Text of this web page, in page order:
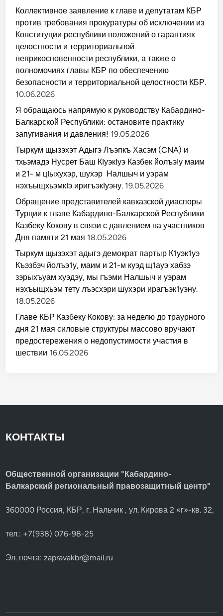
Коллективное заявление к главе и депутатам КБР
против требования прокуратуры об исключении из
Конституции республики положений о гарантиях
целостности и территориальной
неприкосновенности республики, а также о
полномочиях главы КБР по обеспечению
безопасности и территориальной целостности КБР.
10.06.2026
Я обращаюсь напрямую к руководству Кабардино-
Балкарской Республики: остановите практику
запугивания и давления! 19.05.2026
Тыркум щызэхэт Адыгэ Лъэпкъ Хасэм (CNA) и
тхьэмадэ Нусрет Баш КIуэкIуэ Казбек йолъэIу маим
и 21- м цIыхухэр, шухэр Налшыч и уэрам
нэхъыщхьэмкIэ иригъэкIуэну. 19.05.2026
Обращение представителей кавказской диаспоры
Турции к главе Кабардино-Балкарской Республики
Казбеку Кокову в связи с давлением на участников
Дня памяти 21 мая 18.05.2026
Тыркум щызэхэт адыгэ демократ партыр К1уэк1уэ
Къэзбэч йолъэ1у, маим и 21-м куэд щ1ауэ хабзэ
зэрыхъуам хуэдэу, мы гъэми Налшыч и уэрам
нэхъыщхьэм тету лъэсхэри шухэри ирагъэк1уэну.
18.05.2026
Главе КБР Казбеку Кокову: за неделю до траурного
дня 21 мая силовые структуры массово вручают
предостережения о недопустимости участия в
шествии 16.05.2026
КОНТАКТЫ
Общественной организации "Кабардино-
Балкарский региональный правозащитный центр"
360000 Россия, КБР, г. Нальчик , ул. Кирова 2 «г»-кв. 32,
тел.: +7(938) 076-98-25
Эл. почта:zapravakbr@mail.ru